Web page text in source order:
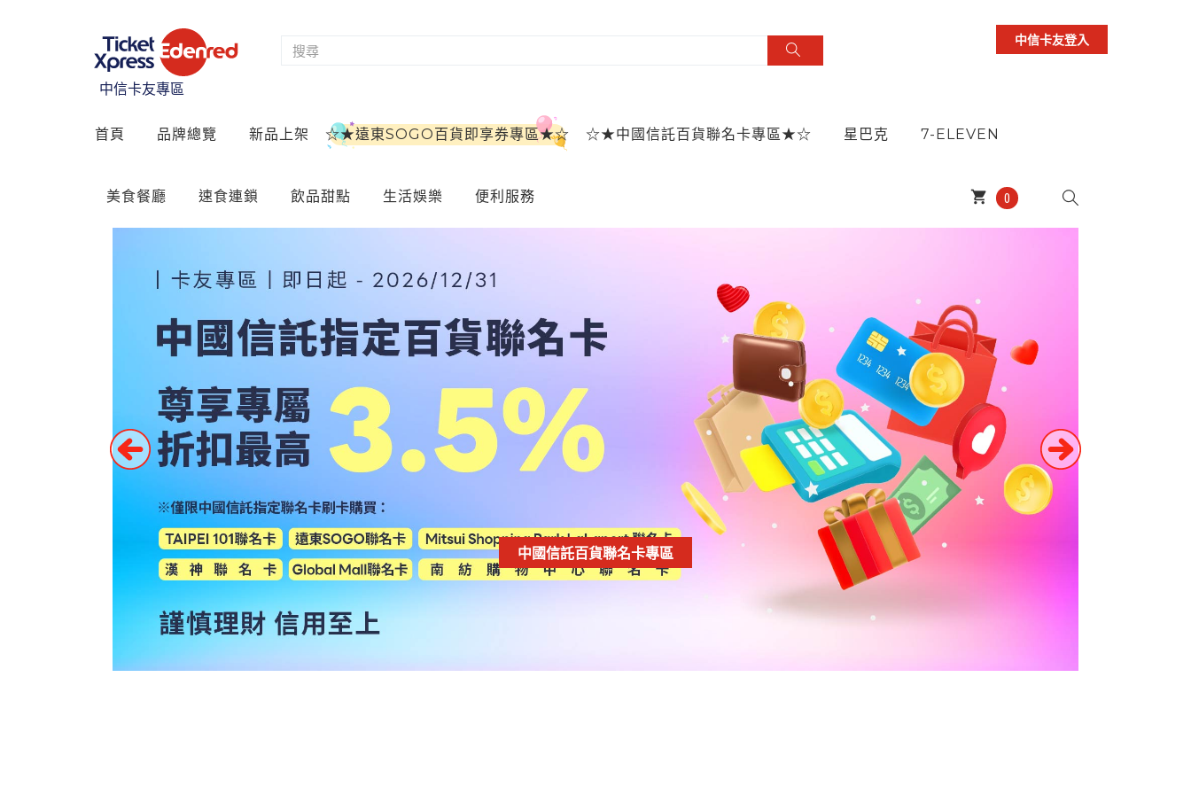
中信卡友專區
中信卡友登入
首頁 品牌總覽 新品上架 ☆★遠東SOGO百貨即享券專區★☆ ☆★中國信託百貨聯名卡專區★☆ 星巴克 7-ELEVEN
美食餐廳 速食連鎖 飲品甜點 生活娛樂 便利服務 shopping_cart 0
中國信託百貨聯名卡專區